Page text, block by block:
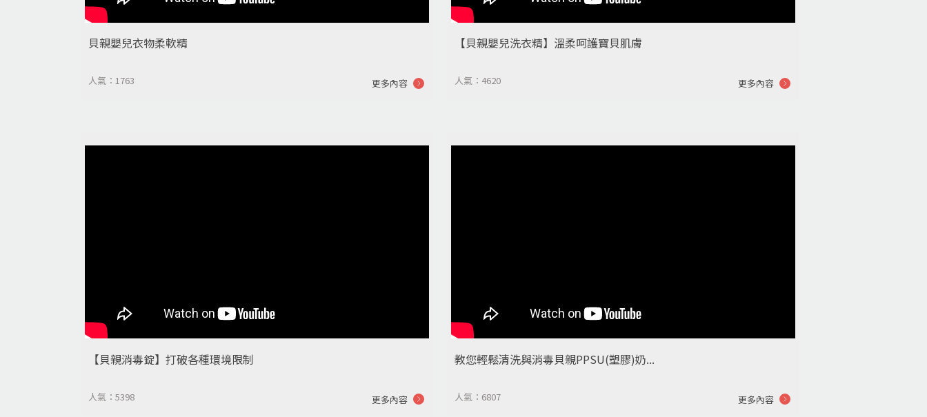
貝親嬰兒衣物柔軟精
人氣：1763 更多內容
【貝親嬰兒洗衣精】溫柔呵護寶貝肌膚
人氣：4620 更多內容
【貝親消毒錠】打破各種環境限制
人氣：5398 更多內容
教您輕鬆清洗與消毒貝親PPSU(塑膠)奶...
人氣：6807 更多內容